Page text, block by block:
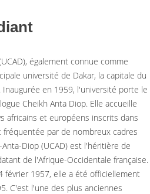
également connue comme
université de Dakar, la capitale du
Inaugurée en 1959, l'université porte le
Cheikh Anta Diop. Elle accueille
africains et européens inscrits dans
par de nombreux cadres
Diop (UCAD) est l'héritière de
de l'Afrique-Occidentale française.
février 1957, elle a été officiellement
C'est l'une des plus anciennes